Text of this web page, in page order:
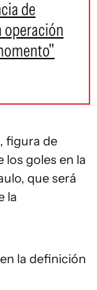
de
operación
, figura de
los goles en la
que será
la
la definición